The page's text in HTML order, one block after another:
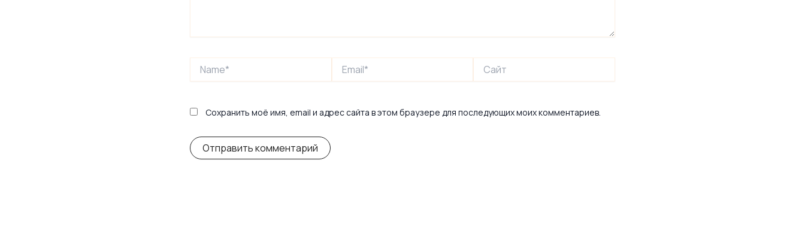
Сохранить моё имя, email и адрес сайта в этом браузере для последующих моих комментариев.